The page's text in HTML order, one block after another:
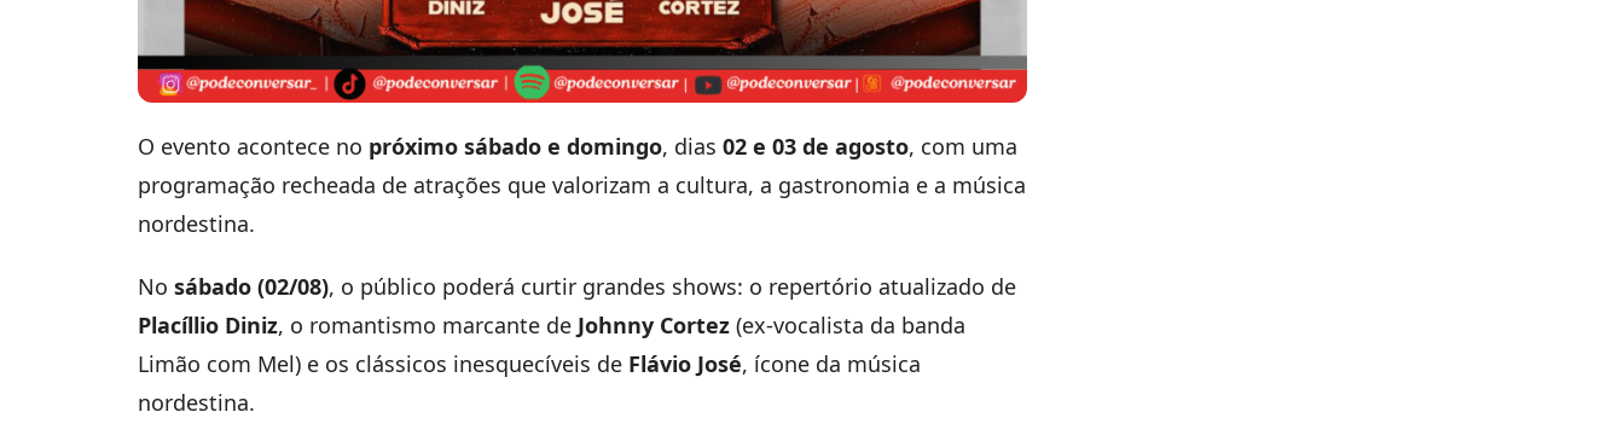
O evento acontece no próximo sábado e domingo, dias 02 e 03 de agosto, com uma
programação recheada de atrações que valorizam a cultura, a gastronomia e a música
nordestina.
No sábado (02/08), o público poderá curtir grandes shows: o repertório atualizado de
Placíllio Diniz, o romantismo marcante de Johnny Cortez (ex-vocalista da banda
Limão com Mel) e os clássicos inesquecíveis de Flávio José, ícone da música
nordestina.